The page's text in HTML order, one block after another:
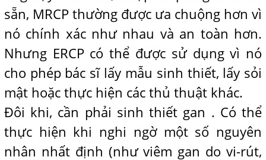
sẵn, MRCP thường được ưa chuộng hơn vì
nó chính xác như nhau và an toàn hơn.
Nhưng ERCP có thể được sử dụng vì nó
cho phép bác sĩ lấy mẫu sinh thiết, lấy sỏi
mật hoặc thực hiện các thủ thuật khác.
Đôi khi, cần phải sinh thiết gan . Có thể
thực hiện khi nghi ngờ một số nguyên
nhân nhất định (như viêm gan do vi-rút,